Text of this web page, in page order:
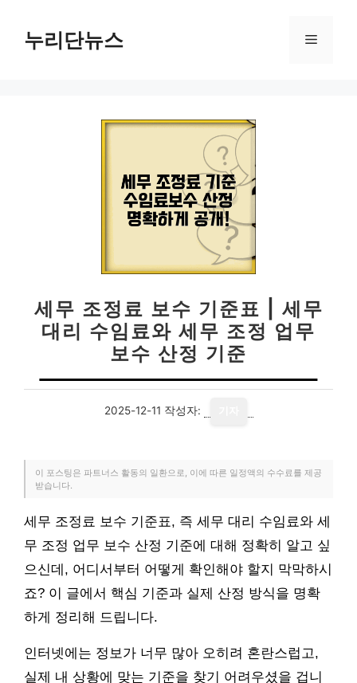
누리단뉴스 메
세무 조정료 보수 기준표 | 세무
대리 수임료와 세무 조정 업무
보수 산정 기준
2025-12-11 작성자:
이 포스팅은 파트너스 활동의 일환으로, 이에 따른 일정액의 수수료를 제공
받습니다.
세무 조정료 보수 기준표, 즉 세무 대리 수임료와 세
무 조정 업무 보수 산정 기준에 대해 정확히 알고 싶
으신데, 어디서부터 어떻게 확인해야 할지 막막하시
죠? 이 글에서 핵심 기준과 실제 산정 방식을 명확
하게 정리해 드립니다.
인터넷에는 정보가 너무 많아 오히려 혼란스럽고,
실제 내 상황에 맞는 기준을 찾기 어려우셨을 겁니